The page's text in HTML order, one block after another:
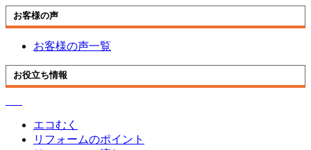
お客様の声
お客様の声一覧
お役立ち情報
エコむく
リフォームのポイント